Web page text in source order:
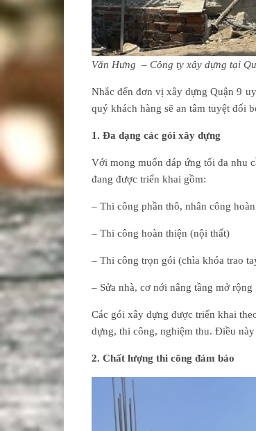
Văn Hưng – Công ty xây dựng tại
Nhắc đến đơn vị xây dựng Quận 9
quý khách hàng sẽ an tâm tuyệt đối
1. Đa dạng các gói xây dựng
Với mong muốn đáp ứng tối đa nhu
đang được triển khai gồm:
– Thi công phần thô, nhân công
– Thi công hoàn thiện (nội thất)
– Thi công trọn gói (chìa khóa trao
– Sửa nhà, cơ nới nâng tầng mở rộng
Các gói xây dựng được triển khai
dựng, thi công, nghiệm thu. Điều
2. Chất lượng thi công đảm bảo